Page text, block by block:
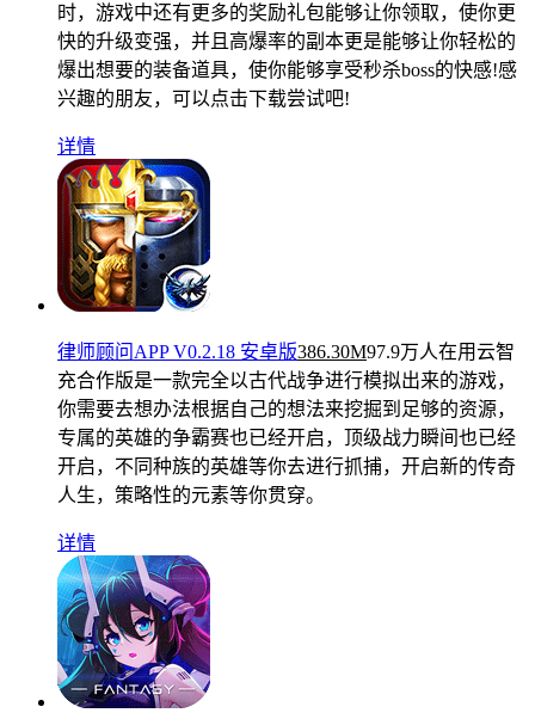
时，游戏中还有更多的奖励礼包能够让你领取，使你更
快的升级变强，并且高爆率的副本更是能够让你轻松的
爆出想要的装备道具，使你能够享受秒杀boss的快感!感
兴趣的朋友，可以点击下载尝试吧!
详情
律师顾问APP V0.2.18 安卓版386.30M97.9万人在用云智
充合作版是一款完全以古代战争进行模拟出来的游戏，
你需要去想办法根据自己的想法来挖掘到足够的资源，
专属的英雄的争霸赛也已经开启，顶级战力瞬间也已经
开启，不同种族的英雄等你去进行抓捕，开启新的传奇
人生，策略性的元素等你贯穿。
详情